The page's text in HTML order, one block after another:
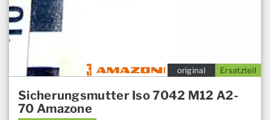
Ersatzteil
original
Sicherungsmutter Iso 7042 M12 A2-
70 Amazone